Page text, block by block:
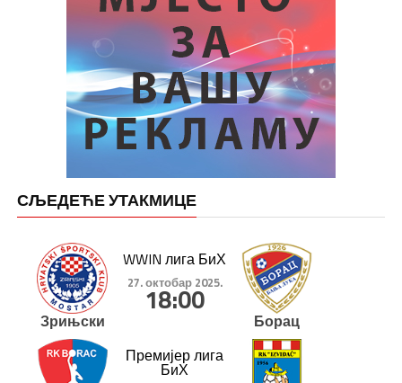
СЉЕДЕЋЕ УТАКМИЦЕ
Зрињски
WWIN лига БиХ
27. октобар 2025.
18:00
Борац
Премијер лига
БиХ